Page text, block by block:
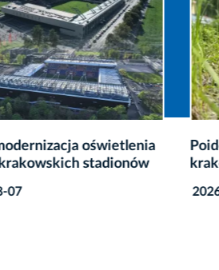
oświetlenia
stadionów
2026-